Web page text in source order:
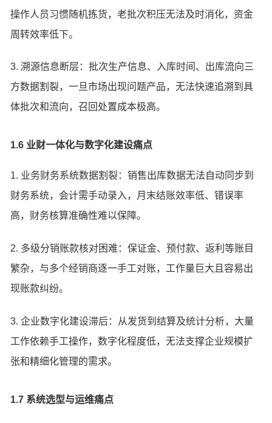
操作人员习惯随机拣货，老批次积压无法及时消化，资金
周转效率低下。
3. 溯源信息断层：批次生产信息、入库时间、出库流向三
方数据割裂，一旦市场出现问题产品，无法快速追溯到具
体批次和流向，召回处置成本极高。
1.6 业财一体化与数字化建设痛点
1. 业务财务系统数据割裂：销售出库数据无法自动同步到
财务系统，会计需手动录入，月末结账效率低、错误率
高，财务核算准确性难以保障。
2. 多级分销账款核对困难：保证金、预付款、返利等账目
繁杂，与多个经销商逐一手工对账，工作量巨大且容易出
现账款纠纷。
3. 企业数字化建设滞后：从发货到结算及统计分析，大量
工作依赖手工操作，数字化程度低，无法支撑企业规模扩
张和精细化管理的需求。
1.7 系统选型与运维痛点